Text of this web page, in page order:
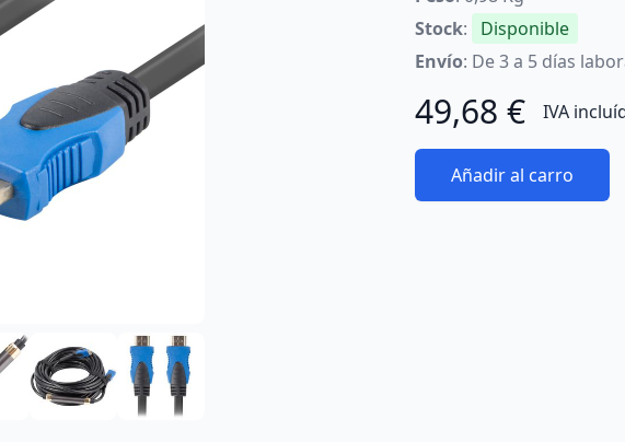
Stock:
Disponible
Envío: De 3 a 5 días
49,68 € IVA
Añadir al carro